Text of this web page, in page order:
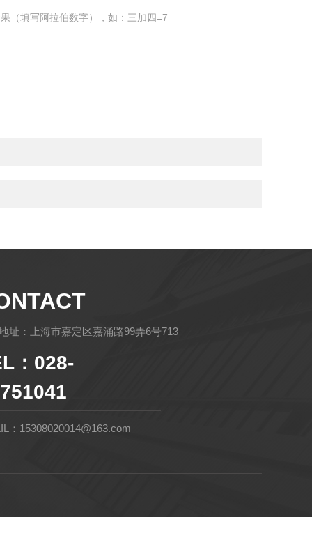
（填写阿拉伯数字），如：三加四=7
址：上海市嘉定区嘉涌路99弄6号713
：028-
：15308020014@163.com